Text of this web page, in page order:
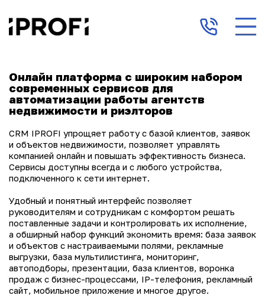
Онлайн платформа с широким набором
современных сервисов для
автоматизации работы агентств
недвижимости и риэлторов
CRM IPROFI упрощяет работу с базой клиентов, заявок
и объектов недвижимости, позволяет управлять
компанией онлайн и повышать эффективность бизнеса.
Сервисы доступны всегда и с любого устройства,
подключенного к сети интернет.
Удобный и понятный интерфейс позволяет
руководителям и сотрудникам с комфортом решать
поставленные задачи и контролировать их исполнение,
а обширный набор функций экономить время: база заявок
и объектов с настраиваемыми полями, рекламные
выгрузки, база мультилистинга, мониторинг,
автоподборы, презентации, база клиентов, воронка
продаж с бизнес-процессами, IP-телефония, рекламный
сайт, мобильное приложение и многое другое.